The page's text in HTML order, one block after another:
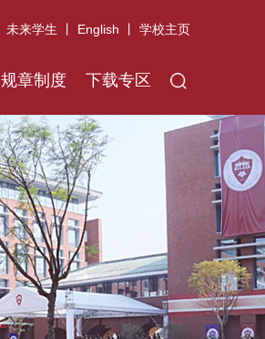
X
未来学生 English 学校主页
规章制度 下载专区